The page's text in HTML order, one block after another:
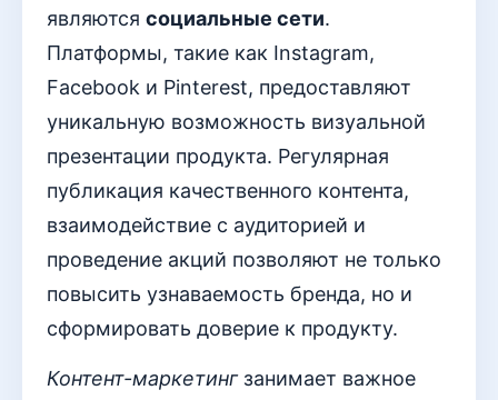
являются социальные сети.
Платформы, такие как Instagram,
Facebook и Pinterest, предоставляют
уникальную возможность визуальной
презентации продукта. Регулярная
публикация качественного контента,
взаимодействие с аудиторией и
проведение акций позволяют не только
повысить узнаваемость бренда, но и
сформировать доверие к продукту.
Контент-маркетингзанимает важное